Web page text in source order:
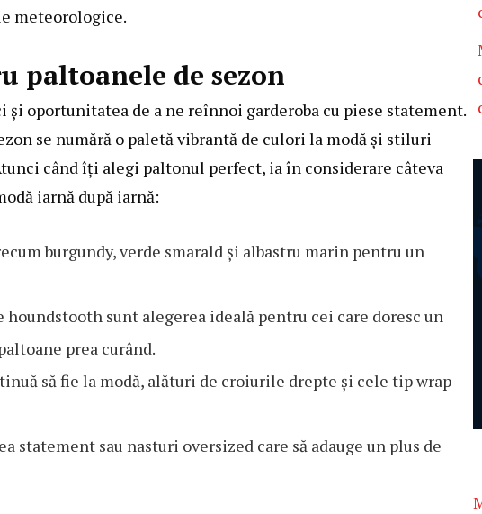
meteorologice.
paltoanele de sezon
și oportunitatea de a ne reînnoi garderoba cu piese statement.
se numără o paletă vibrantă de culori la modă și stiluri
când îți alegi paltonul perfect, ia în considerare câteva
iarnă după iarnă:
burgundy, verde smarald și albastru marin pentru un
sunt alegerea ideală pentru cei care doresc un
prea curând.
să fie la modă, alături de croiurile drepte și cele tip wrap
statement sau nasturi oversized care să adauge un plus de